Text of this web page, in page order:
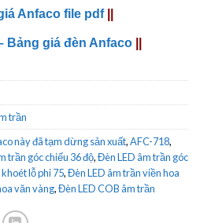
Anfaco file pdf
Bảng giá đèn Anfaco
trần
này đã tạm dừng sản xuất,AFC-718,
trần góc chiếu 36 độ,Đèn LED âm trần góc
lỗ phi 75,Đèn LED âm trần viền hoa
văn vàng,Đèn LED COB âm trần